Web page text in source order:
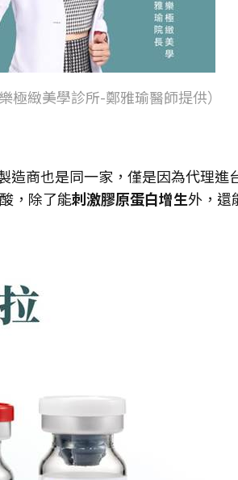
極緻美學診所-鄭雅瑜醫師提供）
造商也是同一家，僅是因為代理
，除了能刺激膠原蛋白增生外，還